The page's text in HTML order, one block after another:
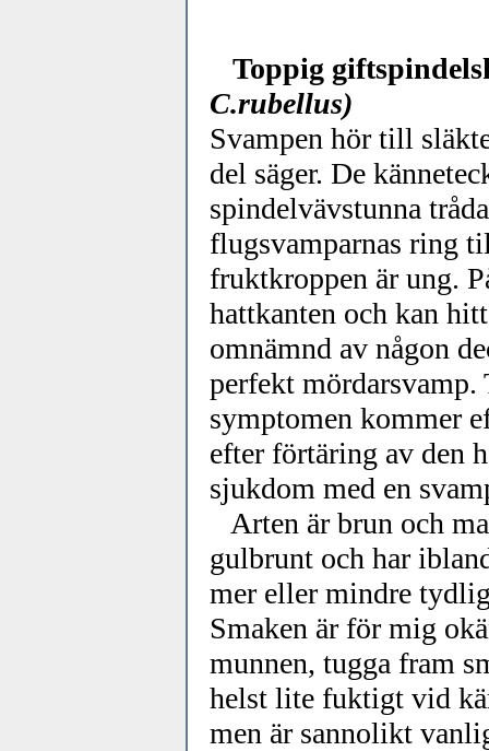
Toppig
C.rubellus)
Svampen hör till
del säger. De
spindelvävstunna
flugsvamparnas ring
fruktkroppen är ung.
hattkanten och kan
omnämnd av någon
perfekt
symptomen kommer
efter förtäring av den
sjukdom med en
Arten är brun och
gulbrunt och har
mer eller mindre
Smaken är för mig
munnen, tugga fram
helst lite fuktigt vid
men är sannolikt